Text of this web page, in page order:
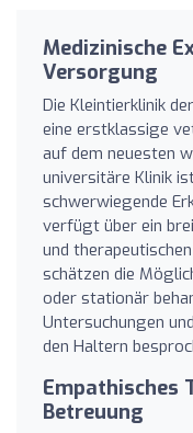
Medizinische
Versorgung
Die Kleintierklinik
eine erstklassige
auf dem neuesten
universitäre Klinik
schwerwiegende
verfügt über ein
und
schätzen die
oder stationär
Untersuchungen
den Haltern
Empathisches
Betreuung